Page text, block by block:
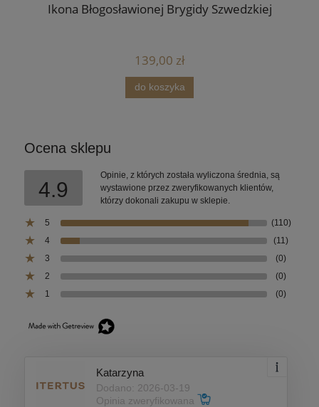
Bransoletka różaniec - Damska - Kolor różowy -
20,00 zł
do koszyka
Ocena sklepu
4.9
Opinie, z których została wyliczona średnia, są
wystawione przez zweryfikowanych klientów,
którzy dokonali zakupu w sklepie.
5
(110)
4
(11)
3
(0)
2
(0)
1
(0)
Katarzyna
Dodano: 2026-03-19
Opinia zweryfikowana